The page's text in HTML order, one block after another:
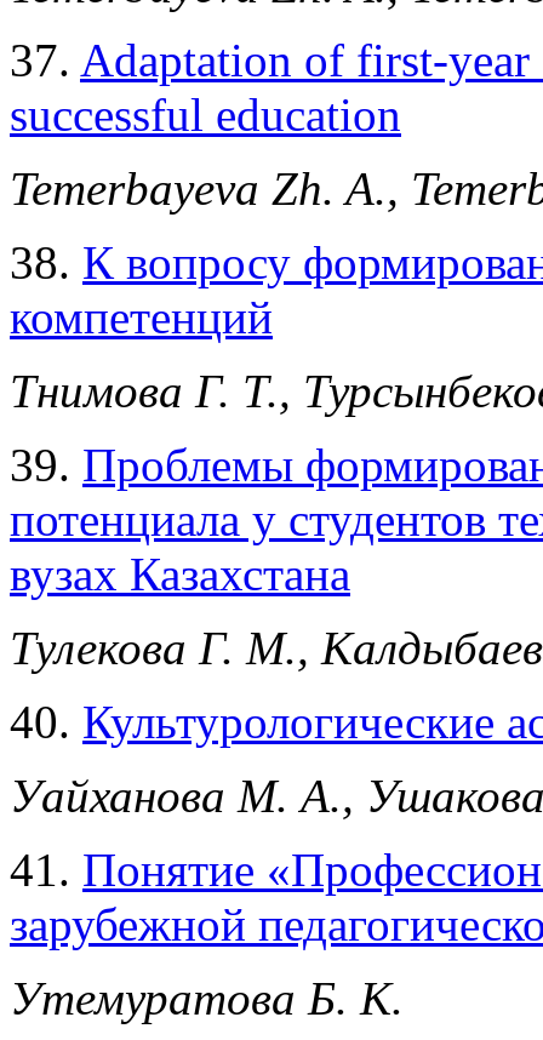
37. Adaptation of first-year
successful education
Temerbayeva Zh. A.,
38. К вопросу
компетенций
Тнимова Г. Т.,
39. Проблемы
потенциала у студентов
вузах Казахстана
Тулекова Г. М.,
40. Культурологические
Уайханова М. А.,
41. Понятие
зарубежной
Утемуратова Б. К.